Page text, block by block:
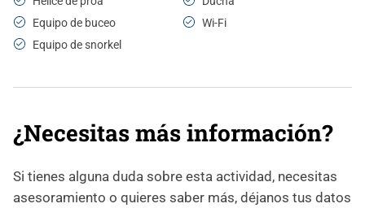
Equipo de buceo
Wi-Fi
Equipo de snorkel
¿Necesitas más información?
Si tienes alguna duda sobre esta actividad, necesitas
asesoramiento o quieres saber más, déjanos tus datos